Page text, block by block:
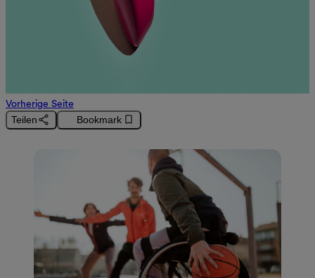
Vorherige Seite
Teilen
Bookmark